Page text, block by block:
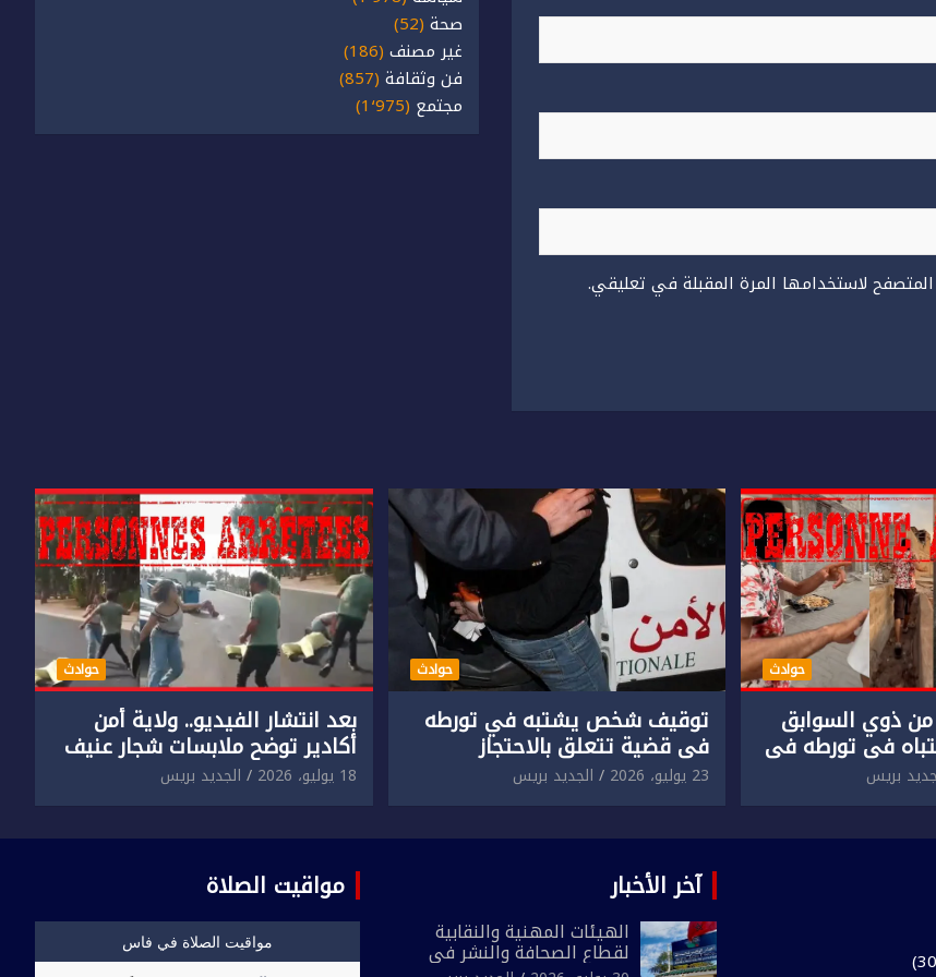
لاستخدامها المرة المقبلة في تعليقي.
صحة (52)
غير مصنف (186)
فن وثقافة (857)
مجتمع (1٬975)
حوادث
ذوي السوابق
في تورطه في
باعتداء جسدي
بريس
حوادث
توقيف شخص يشتبه في تورطه
في قضية تتعلق بالاحتجاز
المقرون بارتكاب اعتداء جنسي
ومحاولة إضرام النار عمدا.
23 يوليو، 2026 الجديد بريس
حوادث
بعد انتشار الفيديو.. ولاية أمن
أكادير توضح ملابسات شجار عنيف
بين سائق وسيدتين
18 يوليو، 2026 الجديد بريس
آخر الأخبار
الهيئات المهنية والنقابية
لقطاع الصحافة والنشر في
مواقيت الصلاة